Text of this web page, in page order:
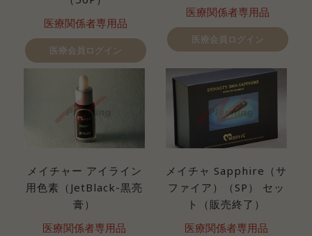
医療関係者専用品
医療会員ログイン
医療関係者専用品
医療会員ログイン
メイチャー アイライン
用色素（JetBlack-黒亮
膏）
医療関係者専用品
メイチャ Sapphire（サ
ファイア）（SP） セッ
ト（販売終了）
医療関係者専用品